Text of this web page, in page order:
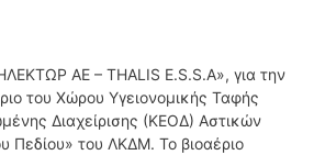
ΑΕ – THALIS E.S.S.A», για την
του Χώρου Υγειονομικής Ταφής
Διαχείρισης (ΚΕΟΔ) Αστικών
Πεδίου» του ΛΚΔΜ. Το βιοαέριο